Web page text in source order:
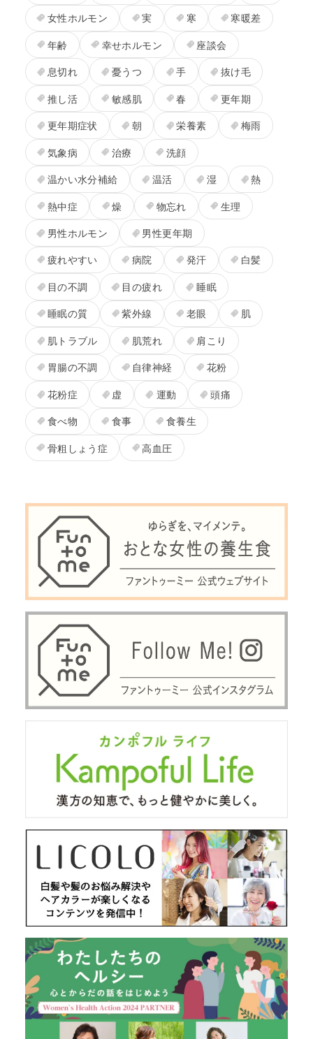
女性ホルモン
実 寒
寒暖差
年齢
幸せホルモン
座談会
息切れ
憂うつ 手
抜け毛
推し活
敏感肌 春
更年期
更年期症状
朝 栄養素
梅雨
気象病
治療
洗顔
温かい水分補給
温活 湿
熱
熱中症
燥 物忘れ
生理
男性ホルモン
男性更年期
疲れやすい
病院 発汗
白髪
目の不調
目の疲れ
睡眠
睡眠の質
紫外線 老眼
肌
肌トラブル
肌荒れ
肩こり
胃腸の不調
自律神経
花粉
花粉症
虚 運動
頭痛
食べ物
食事
食養生
骨粗しょう症
高血圧